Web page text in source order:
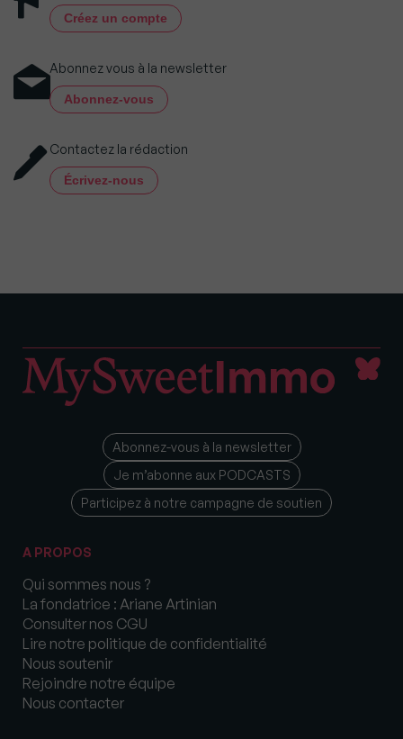
Créez un compte
Abonnez vous à la newsletter
Abonnez-vous
Contactez la rédaction
Écrivez-nous
Abonnez-vous à la newsletter
Je m’abonne aux PODCASTS
Participez à notre campagne de soutien
A PROPOS
Qui sommes nous ?
La fondatrice : Ariane Artinian
Consulter nos CGU
Lire notre politique de confidentialité
Nous soutenir
Rejoindre notre équipe
Nous contacter